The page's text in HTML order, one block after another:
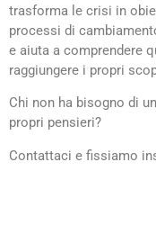
trasforma le crisi in
processi di
e aiuta a comprendere
raggiungere i propri
Chi non ha bisogno di
propri pensieri?
Contattaci e fissiamo